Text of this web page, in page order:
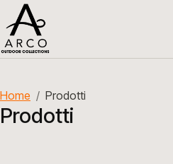
Home Prodotti
Prodotti